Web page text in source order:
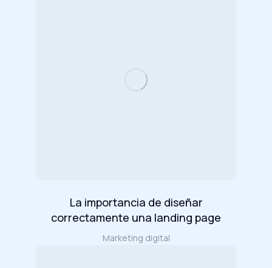
La importancia de diseñar
correctamente una landing page
Marketing digital